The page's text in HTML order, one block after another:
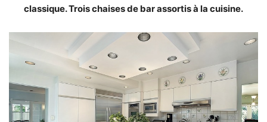
classique. Trois chaises de bar assortis à la cuisine.